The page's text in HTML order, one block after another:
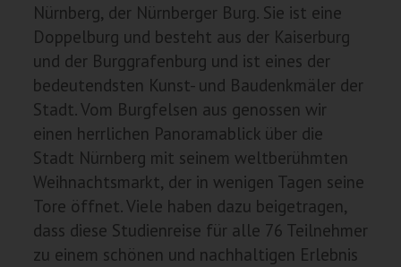
Nürnberg, der Nürnberger Burg. Sie ist eine
Doppelburg und besteht aus der Kaiserburg
und der Burggrafenburg und ist eines der
bedeutendsten Kunst- und Baudenkmäler der
Stadt. Vom Burgfelsen aus genossen wir
einen herrlichen Panoramablick über die
Stadt Nürnberg mit seinem weltberühmten
Weihnachtsmarkt, der in wenigen Tagen seine
Tore öffnet. Viele haben dazu beigetragen,
dass diese Studienreise für alle 76 Teilnehmer
zu einem schönen und nachhaltigen Erlebnis